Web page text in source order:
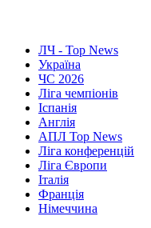
ЛЧ - Top News
Україна
ЧС 2026
Ліга чемпіонів
Іспанія
Англія
АПЛ Top News
Ліга конференцій
Ліга Європи
Італія
Франція
Німеччина